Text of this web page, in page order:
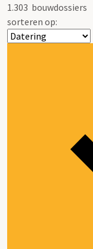
1.303 bouwdossiers
sorteren op: